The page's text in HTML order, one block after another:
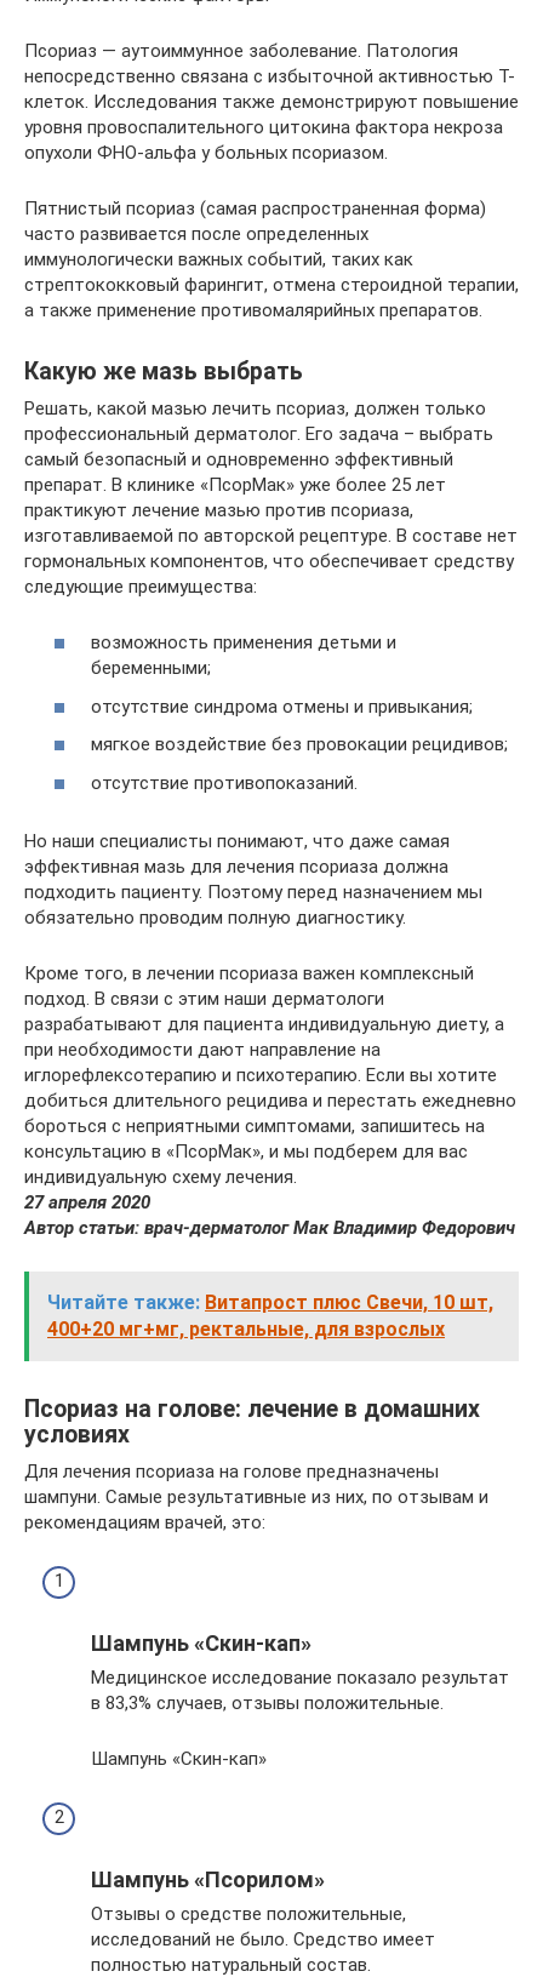
Псориаз — аутоиммунное заболевание. Патология
непосредственно связана с избыточной активностью Т-
клеток. Исследования также демонстрируют повышение
уровня провоспалительного цитокина фактора некроза
опухоли ФНО-альфа у больных псориазом.
Пятнистый псориаз (самая распространенная форма)
часто развивается после определенных
иммунологически важных событий, таких как
стрептококковый фарингит, отмена стероидной терапии,
а также применение противомалярийных препаратов.
Какую же мазь выбрать
Решать, какой мазью лечить псориаз, должен только
профессиональный дерматолог. Его задача – выбрать
самый безопасный и одновременно эффективный
препарат. В клинике «ПсорМак» уже более 25 лет
практикуют лечение мазью против псориаза,
изготавливаемой по авторской рецептуре. В составе нет
гормональных компонентов, что обеспечивает средству
следующие преимущества:
возможность применения детьми и
беременными;
отсутствие синдрома отмены и привыкания;
мягкое воздействие без провокации рецидивов;
отсутствие противопоказаний.
Но наши специалисты понимают, что даже самая
эффективная мазь для лечения псориаза должна
подходить пациенту. Поэтому перед назначением мы
обязательно проводим полную диагностику.
Кроме того, в лечении псориаза важен комплексный
подход. В связи с этим наши дерматологи
разрабатывают для пациента индивидуальную диету, а
при необходимости дают направление на
иглорефлексотерапию и психотерапию. Если вы хотите
добиться длительного рецидива и перестать ежедневно
бороться с неприятными симптомами, запишитесь на
консультацию в «ПсорМак», и мы подберем для вас
индивидуальную схему лечения.
27 апреля 2020
Автор статьи: врач-дерматолог Мак Владимир Федорович
Читайте также: Витапрост плюс Свечи, 10 шт,
400+20 мг+мг, ректальные, для взрослых
Псориаз на голове: лечение в домашних
условиях
Для лечения псориаза на голове предназначены
шампуни. Самые результативные из них, по отзывам и
рекомендациям врачей, это:
Шампунь «Скин-кап»
Медицинское исследование показало результат
в 83,3% случаев, отзывы положительные.
Шампунь «Скин-кап»
Шампунь «Псорилом»
Отзывы о средстве положительные,
исследований не было. Средство имеет
полностью натуральный состав.